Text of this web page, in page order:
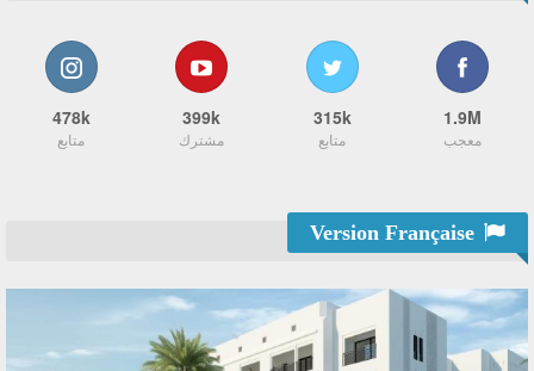
1.9M
معجب
315k
متابع
399k
مشترك
478k
متابع